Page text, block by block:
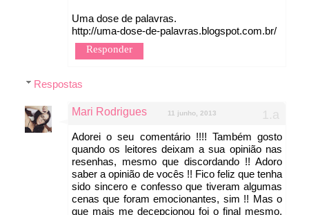
Uma dose de palavras.
http://uma-dose-de-palavras.blogspot.com.br/
Responder
Respostas
Mari Rodrigues 11 junho, 2013
Adorei o seu comentário !!!! Também gosto
quando os leitores deixam a sua opinião nas
resenhas, mesmo que discordando !! Adoro
saber a opinião de vocês !! Fico feliz que tenha
sido sincero e confesso que tiveram algumas
cenas que foram emocionantes, sim !! Mas o
que mais me decepcionou foi o final mesmo,